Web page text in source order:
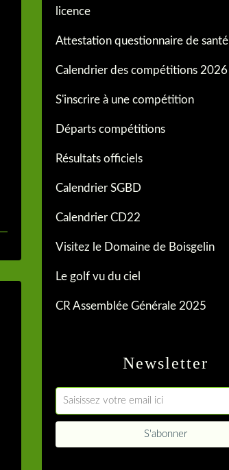
Newsletter
licence
Attestation questionnaire de santé
Calendrier des compétitions 2026
S'inscrire à une compétition
Départs compétitions
Résultats officiels
Calendrier SGBD
Calendrier CD22
Visitez le Domaine de Boisgelin
Le golf vu du ciel
CR Assemblée Générale 2025